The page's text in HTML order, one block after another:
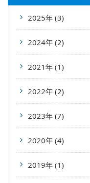
2025年 (3)
2024年 (2)
2021年 (1)
2022年 (2)
2023年 (7)
2020年 (4)
2019年 (1)